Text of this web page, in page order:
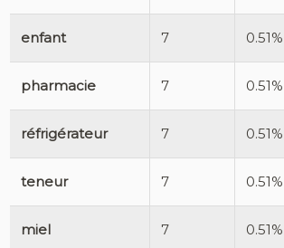
enfant 7 0.51%
pharmacie 7 0.51%
réfrigérateur 7 0.51%
teneur 7 0.51%
miel 7 0.51%